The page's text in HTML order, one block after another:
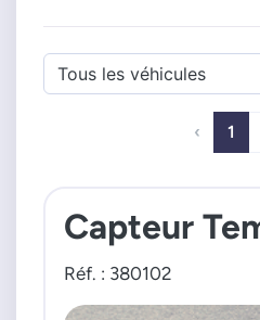
‹ 1
Capteur
Réf. : 380102